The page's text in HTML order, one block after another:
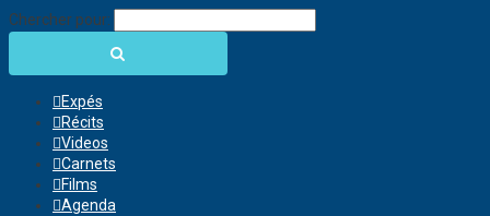
Chercher pour:
Expés
Récits
Videos
Carnets
Films
Agenda